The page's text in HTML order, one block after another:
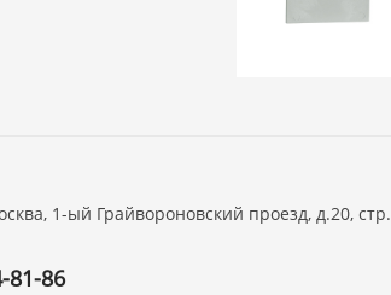
1-ый Грайвороновский проезд, д.20, стр.
81-86